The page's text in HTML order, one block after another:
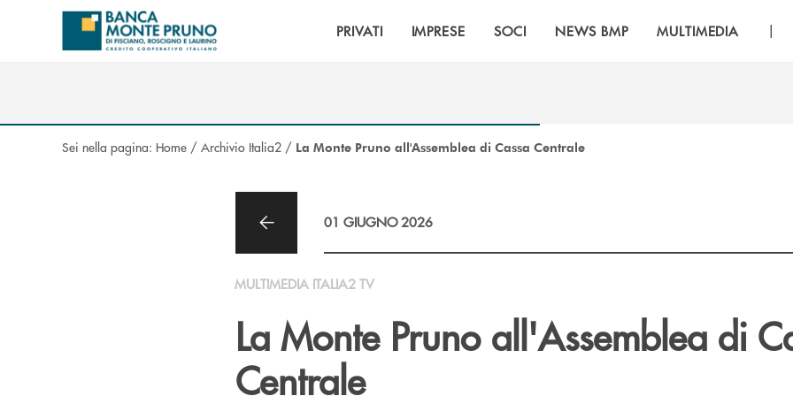
Salta al contenuto principale
PRIVATI IMPRESE SOCI NEWS BMP MULTIMEDIA |
Sei nella pagina: Home / Archivio Italia2 / La Monte Pruno all'Assemblea di Cassa Centrale
01 GIUGNO 2026
MULTIMEDIA ITALIA2 TV
La Monte Pruno all'Assemblea di
Centrale